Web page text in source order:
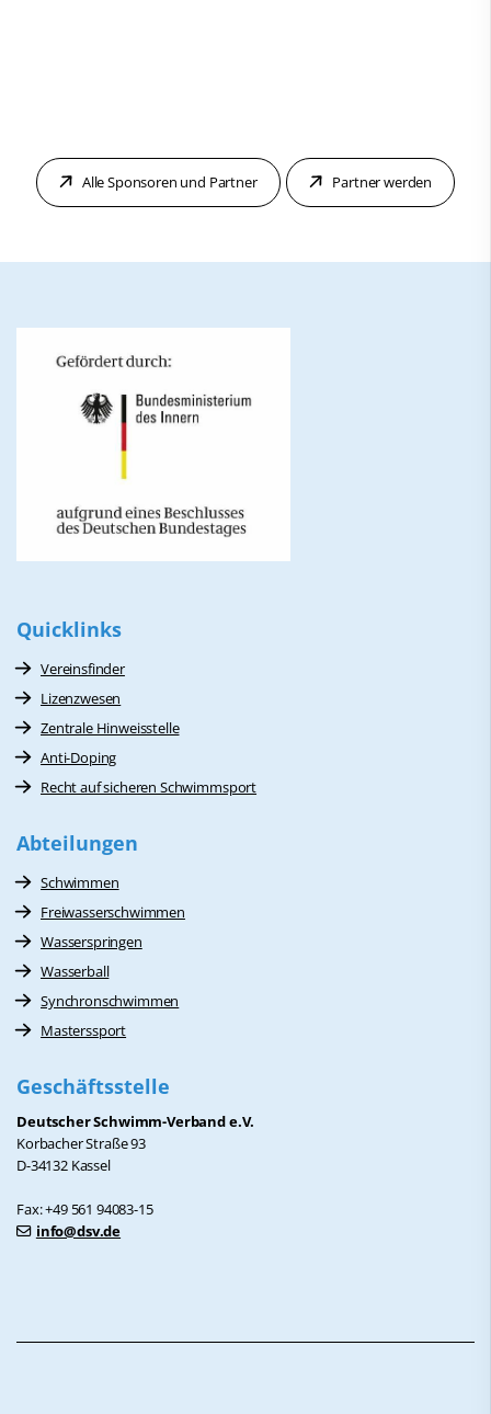
Alle Sponsoren und Partner Partner werden
Quicklinks
Vereinsfinder
Lizenzwesen
Zentrale Hinweisstelle
Anti-Doping
Recht auf sicheren Schwimmsport
Abteilungen
Schwimmen
Freiwasserschwimmen
Wasserspringen
Wasserball
Synchronschwimmen
Masterssport
Geschäftsstelle
Deutscher Schwimm-Verband e.V.
Korbacher Straße 93
D-34132 Kassel
Fax: +49 561 94083-15
info@dsv.de